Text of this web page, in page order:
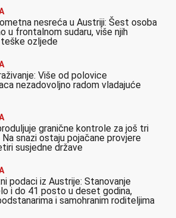
nesreća u Austriji: Šest osoba
u frontalnom sudaru, više njih
ozljede
Više od polovice
nezadovoljno radom vladajuće
granične kontrole za još tri
snazi ostaju pojačane provjere
susjedne države
podaci iz Austrije: Stanovanje
i do 41 posto u deset godina,
i samohranim roditeljima